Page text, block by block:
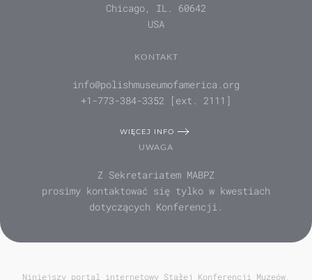
Chicago, IL. 60642
USA
KONTAKT
info@polishmuseumofamerica.org
+1-773-384-3352 [ext. 2111]
WIĘCEJ INFO
UWAGA
Z Sekretariatem MABPZ
prosimy kontaktować się tylko w kwestiach
dotyczących Konferencji.
Niniejszy portal internetowy Stałej Konferencji Muzeów,